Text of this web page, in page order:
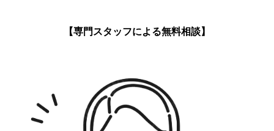
【専門スタッフによる無料相談】